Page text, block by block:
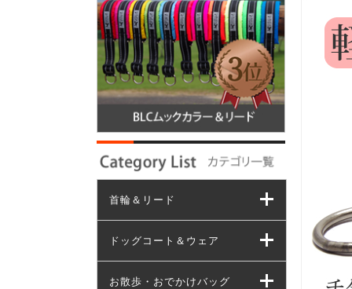
首輪＆リード
ドッグコート＆ウェア
お散歩・おでかけバッグ